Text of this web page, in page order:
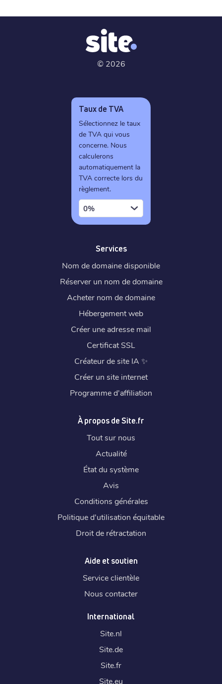
© 2026
Taux de TVA
Sélectionnez le taux
de TVA qui vous
concerne. Nous
calculerons
automatiquement la
TVA correcte lors du
règlement.
0%
Services
Nom de domaine disponible
Réserver un nom de domaine
Acheter nom de domaine
Hébergement web
Créer une adresse mail
Certificat SSL
Créateur de site IA ✨
Créer un site internet
Programme d'affiliation
À propos de Site.fr
Tout sur nous
Actualité
État du système
Avis
Conditions générales
Politique d'utilisation équitable
Droit de rétractation
Aide et soutien
Service clientèle
Nous contacter
International
Site.nl
Site.de
Site.fr
Site.eu